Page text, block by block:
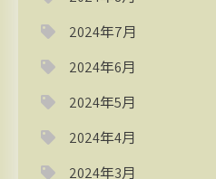
2024年7月
2024年6月
2024年5月
2024年4月
2024年3月